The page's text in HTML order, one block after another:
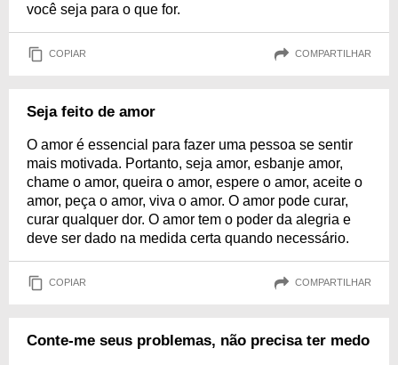
você seja para o que for.
COPIAR COMPARTILHAR
Seja feito de amor
O amor é essencial para fazer uma pessoa se sentir
mais motivada. Portanto, seja amor, esbanje amor,
chame o amor, queira o amor, espere o amor, aceite o
amor, peça o amor, viva o amor. O amor pode curar,
curar qualquer dor. O amor tem o poder da alegria e
deve ser dado na medida certa quando necessário.
COPIAR COMPARTILHAR
Conte-me seus problemas, não precisa ter medo